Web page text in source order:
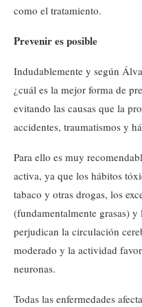
como el tratamiento.
Prevenir es posible
Indudablemente y según
¿cuál es la mejor forma de
evitando las causas que la
accidentes, traumatismos y
Para ello es muy
activa, ya que los hábitos
tabaco y otras drogas, los
(fundamentalmente grasas)
perjudican la circulación
moderado y la actividad
neuronas.
Todas las enfermedades